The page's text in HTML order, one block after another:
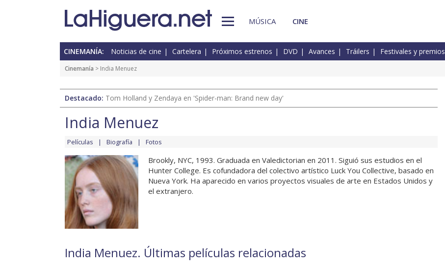
MÚSICA CINE
CINEMANÍA: Noticias de cine Cartelera Próximos estrenos DVD Avances Tráilers Festivales y premios
Cinemanía > India Menuez
Destacado: Tom Holland y Zendaya en 'Spider-man: Brand new day'
India Menuez
Películas Biografía Fotos
Brookly, NYC, 1993. Graduada en Valedictorian en 2011. Siguió sus estudios en el
Hunter College. Es cofundadora del colectivo artístico Luck You Collective, basado en
Nueva York. Ha aparecido en varios proyectos visuales de arte en Estados Unidos y
el extranjero.
India Menuez. Últimas películas relacionadas